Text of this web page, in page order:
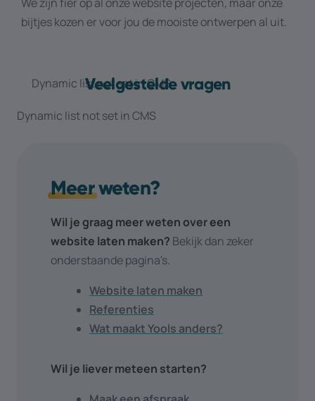
bijtjes kozen er voor jou de mooiste ontwerpen al uit.
Dynamic list not set in CMS
Meerweten?
Wil je graag meer weten over een
website laten maken? Bekijk dan zeker
onderstaande pagina's.
Website laten maken
Referenties
Wat maakt Yools anders?
Wil je liever meteen starten?
Veelgestelde vragen
Dynamic list not set in CMS